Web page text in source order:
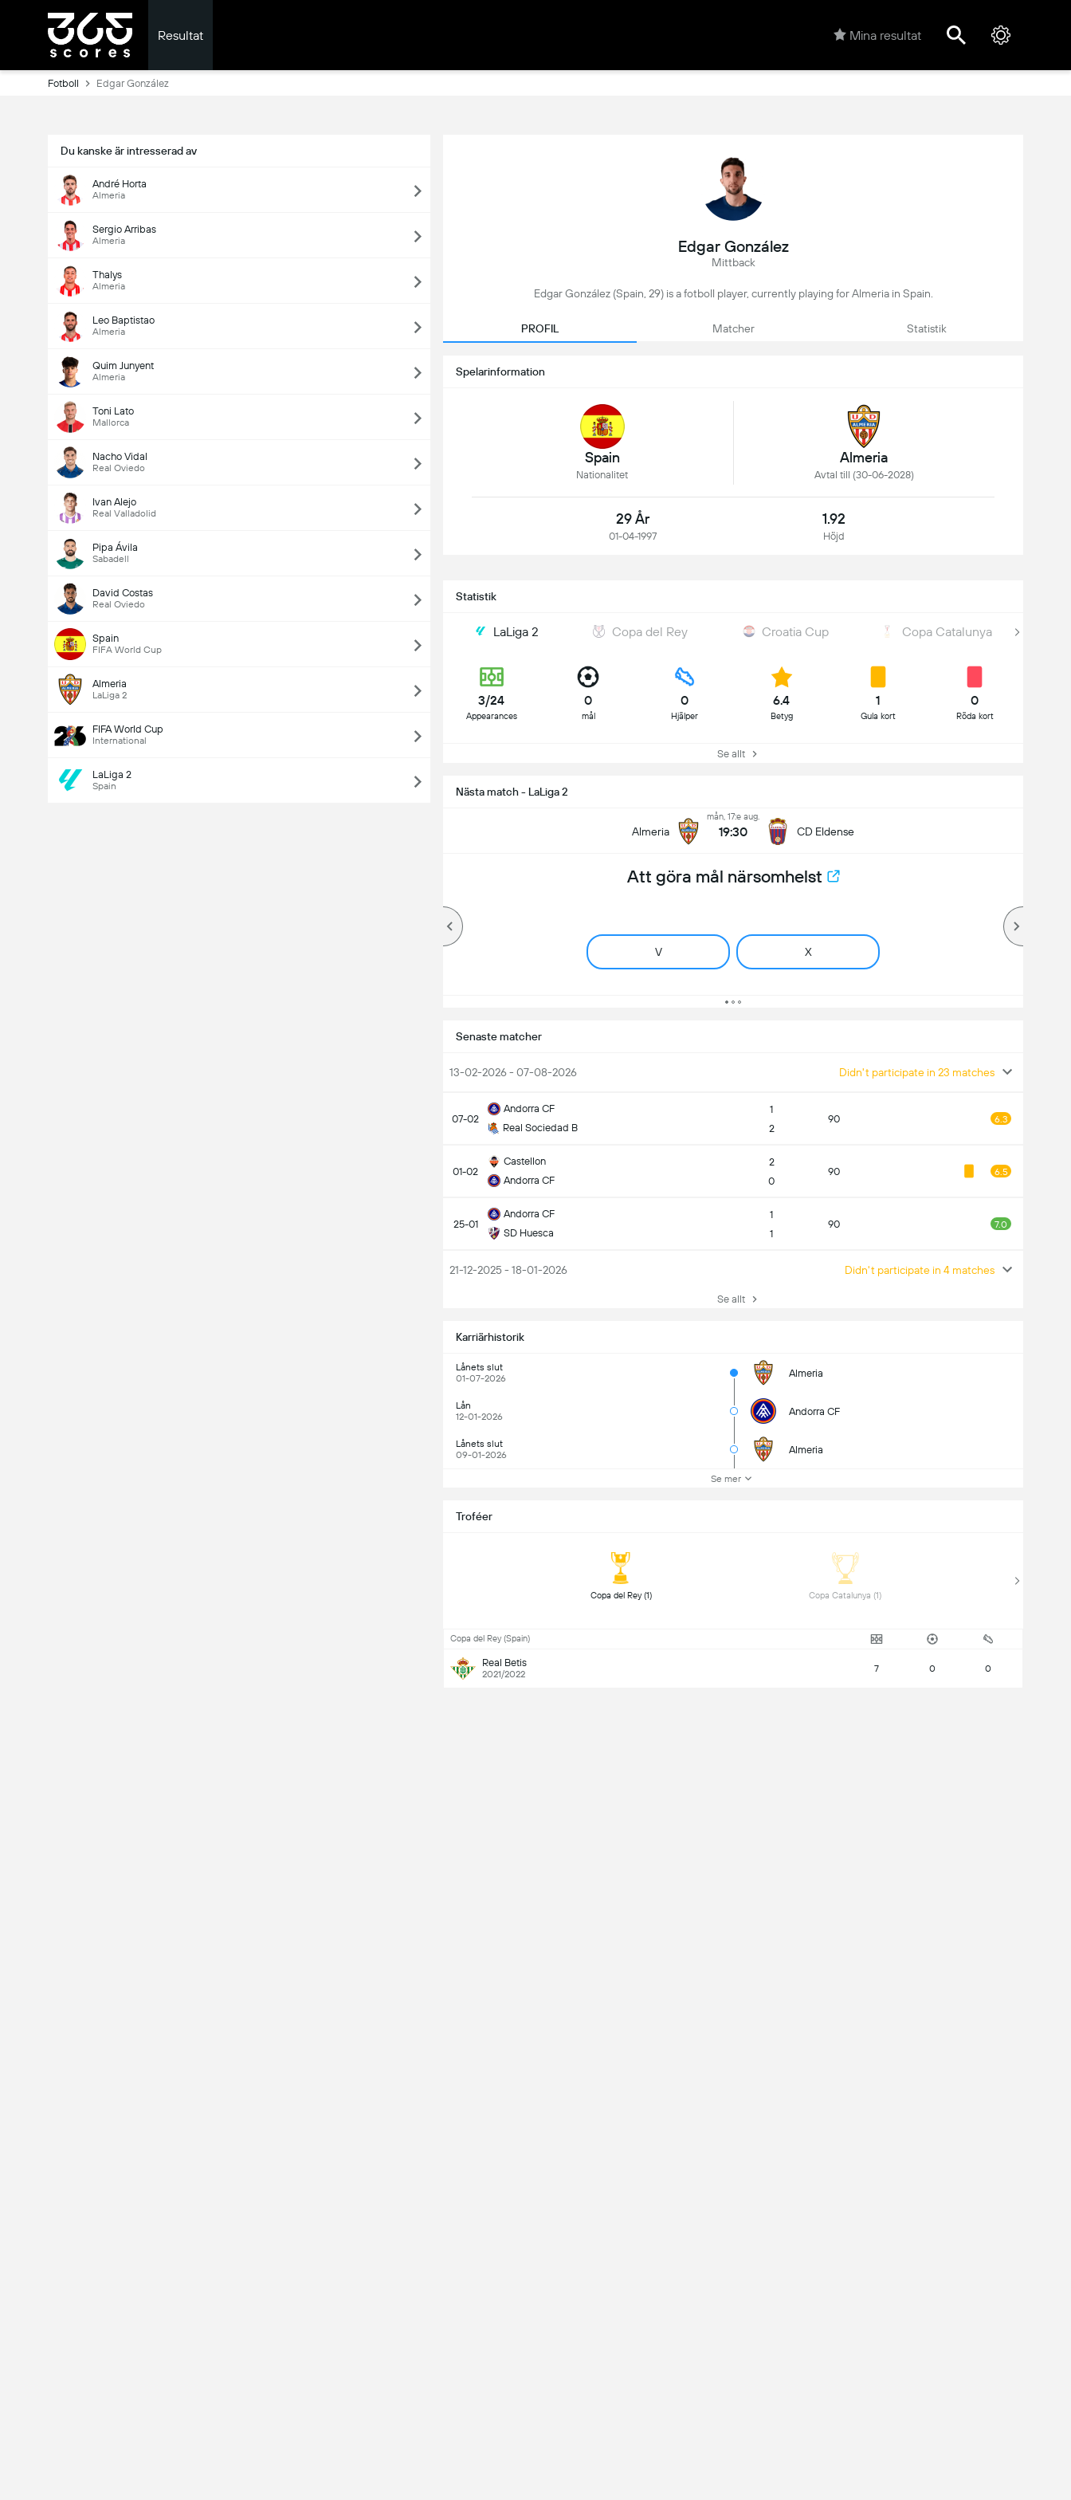
Resultat Mina resultat
Fotboll Edgar González
Du kanske är intresserad av
André Horta
Almeria
Sergio Arribas
Almeria
Thalys
Almeria
Leo Baptistao
Almeria
Quim Junyent
Almeria
Toni Lato
Mallorca
Nacho Vidal
Real Oviedo
Ivan Alejo
Real Valladolid
Pipa Ávila
Sabadell
David Costas
Real Oviedo
Spain
FIFA World Cup
Almeria
LaLiga 2
FIFA World Cup
International
LaLiga 2
Spain
Edgar González
Mittback
Edgar González (Spain, 29) is a fotboll player, currently playing for Almeria in Spain.
PROFIL Matcher Statistik
Spelarinformation
Spain
Nationalitet
Almeria
Avtal till (30-06-2028)
29 År
01-04-1997
1.92
Höjd
Statistik
LaLiga 2 Copa del Rey Croatia Cup Copa Catalunya
3/24
Appearances
0
mål
0
Hjälper
6.4
Betyg
1
Gula kort
0
Röda kort
Se allt
Nästa match - LaLiga 2
Almeria
mån, 17:e aug.
19:30 CD Eldense
Att göra mål närsomhelst
V X
Senaste matcher
13-02-2026 - 07-08-2026 Didn't participate in 23 matches
07-02
Andorra CF
Real Sociedad B
1
2
90 6.3
01-02
Castellon
Andorra CF
2
0
90 6.5
25-01
Andorra CF
SD Huesca
1
1
90 7.0
21-12-2025 - 18-01-2026 Didn't participate in 4 matches
Se allt
Karriärhistorik
Lånets slut
01-07-2026
Almeria
Lån
12-01-2026
Andorra CF
Lånets slut
09-01-2026
Almeria
Se mer
Troféer
Copa del Rey (1)
Copa del Rey (Spain)
Real Betis
2021/2022 7 0 0